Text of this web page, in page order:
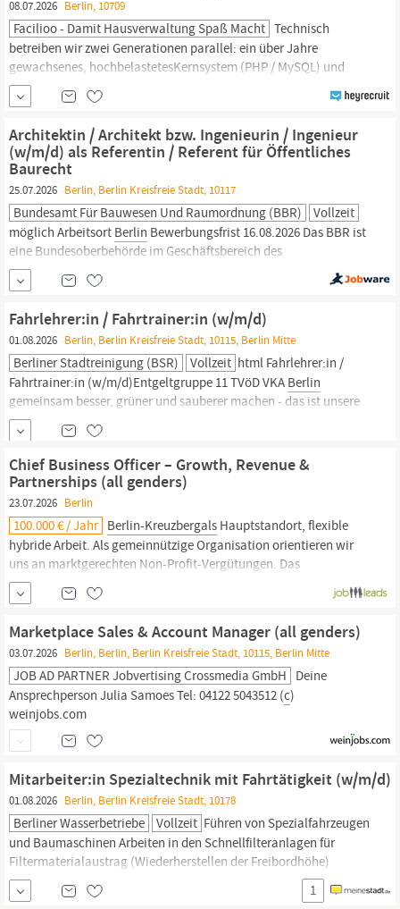
08.07.2026 Berlin, 10709
Facilioo - Damit Hausverwaltung Spaß Macht Technisch
betreiben wir zwei Generationen parallel: ein über Jahre
gewachsenes, hochbelastetesKernsystem (PHP / MySQL) und
einen modernen Neubau (.NET /
FunktionenSchritt für Schritt umziehen. Beides läuft auf derselben
Datenbank, betrieben auf Kubernetes mit einemsauberen
GitOps-/Observability-Setup
Architektin / Architekt bzw. Ingenieurin / Ingenieur
(w/m/d) als Referentin / Referent für Öffentliches
Baurecht
25.07.2026 Berlin, Berlin Kreisfreie Stadt, 10117
Bundesamt Für Bauwesen Und Raumordnung (BBR)
Vollzeit
möglich Arbeitsort Berlin Bewerbungsfrist 16.08.2026 Das BBR ist
eine Bundesoberbehörde im Geschäftsbereich des
Bundesministeriums für Wohnen, Stadtentwicklung und
Bauwesen (BMWSB). Die Hauptaufgaben liegen in der
Durchführung von Baumaßnahmen des Bundes, insbesondere für
die Verfassungsorgane und für die Ministerien in
Fahrlehrer:in / Fahrtrainer:in (w/m/d)
01.08.2026 Berlin, Berlin Kreisfreie Stadt, 10115, Berlin Mitte
Berliner Stadtreinigung (BSR) Vollzeit html Fahrlehrer:in /
Fahrtrainer:in (w/m/d)Entgeltgruppe 11 TVöD VKA Berlin
gemeinsam besser, grüner und sauberer machen - das ist unsere
Mission als größtes kommunales Entsorgungsunternehmen
Deutschlands. Dafür suchen wir engagierte Persönlichkeiten. Für
unseren Geschäftsbereich Fuhrparkmanagement suchen wir am
Standort Ringbahnstraße eine:n Fahrlehrer...
Chief Business Officer – Growth, Revenue &
Partnerships (all genders)
23.07.2026 Berlin
100.000 € / Jahr Berlin-Kreuzbergals Hauptstandort, flexible
hybride Arbeit. Als gemeinnützige Organisation orientieren wir
uns an marktgerechten Non-Profit-Vergütungen. Das
Jahreszielgehalt für diese Position liegt – abhängig von Erfahrung
und Profil – zwischen 85.000 und 95.000 Euro. Wir wissen, dass ein
Marketplace Sales & Account Manager (all genders)
03.07.2026 Berlin, Berlin, Berlin Kreisfreie Stadt, 10115, Berlin Mitte
JOB AD PARTNER Jobvertising Crossmedia GmbH Deine
Ansprechperson Julia Samoes Tel: 04122 5043512 (c)
weinjobs.com
Mitarbeiter:in Spezialtechnik mit Fahrtätigkeit (w/m/d)
01.08.2026 Berlin, Berlin Kreisfreie Stadt, 10178
Berliner Wasserbetriebe Vollzeit Führen von Spezialfahrzeugen
und Baumaschinen Arbeiten in den Schnellfilteranlagen für
Filtermaterialaustrag (Wiederherstellen der Freibordhöhe)
Arbeiten in den Grundwasseranreicherungsbecken (Räumung mit
Spezialfahrzeugen durchführen) Führen eines Tankfahrzeuges und
1